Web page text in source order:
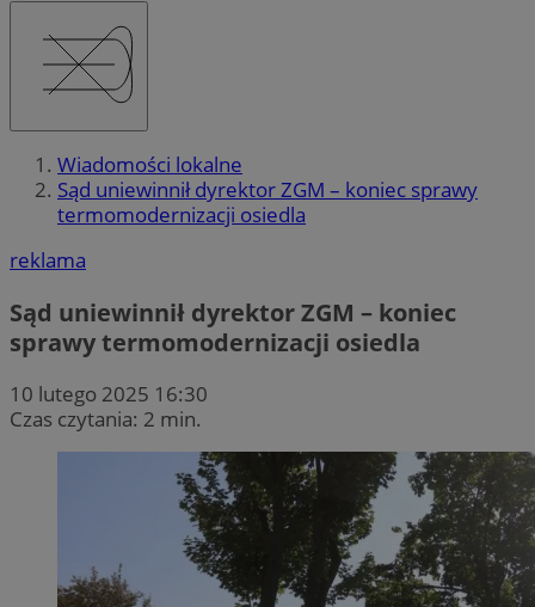
Wiadomości lokalne
Sąd uniewinnił dyrektor ZGM – koniec sprawy
termomodernizacji osiedla
reklama
Sąd uniewinnił dyrektor ZGM – koniec
sprawy termomodernizacji osiedla
10 lutego 2025 16:30
Czas czytania: 2 min.